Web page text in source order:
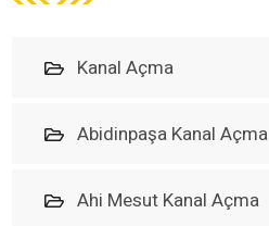
Kanal Açma
Abidinpaşa Kanal Açma
Ahi Mesut Kanal Açma